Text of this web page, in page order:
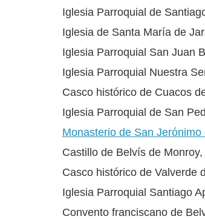
Iglesia Parroquial de
Iglesia de Santa María de
Iglesia Parroquial San Juan
Iglesia Parroquial Nuestra
Casco histórico de Cuacos
Iglesia Parroquial de San
Monasterio de San Jerónimo
Castillo de Belvís de Monroy,
Casco histórico de Valverde
Iglesia Parroquial Santiago
Convento franciscano de